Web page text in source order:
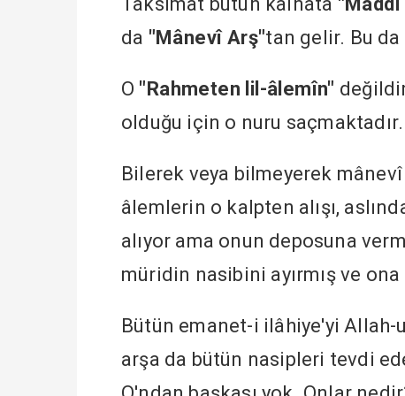
da "Mânevî Arş"tan gelir. Bu da
O "Rahmeten lil-âlemîn"
olduğu için o nuru saçmaktadır.
Bilerek veya bilmeyerek
âlemlerin o kalpten alışı,
alıyor ama onun deposuna
müridin nasibini ayırmış ve ona
Bütün emanet-i ilâhiye'yi
arşa da bütün nasipleri tevdi